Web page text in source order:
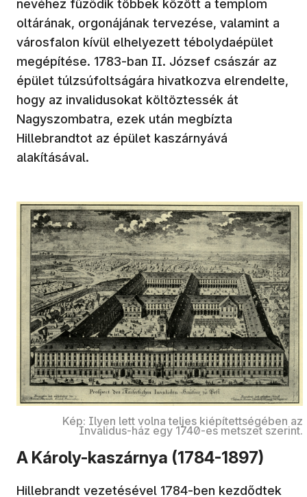
nevéhez fűződik többek között a templom
oltárának, orgonájának tervezése, valamint a
városfalon kívül elhelyezett tébolydaépület
megépítése. 1783-ban II. József császár az
épület túlzsúfoltságára hivatkozva elrendelte,
hogy az invalidusokat költöztessék át
Nagyszombatra, ezek után megbízta
Hillebrandtot az épület kaszárnyává
alakításával.
Kép: Ilyen lett volna teljes kiépítettségében az
Invalidus-ház egy 1740-es metszet szerint.
A Károly-kaszárnya (1784-1897)
Hillebrandt vezetésével 1784-ben kezdődtek